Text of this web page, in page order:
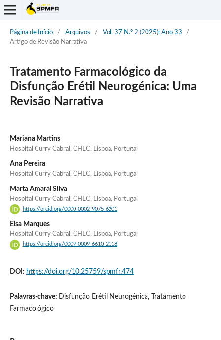
Página de Início / Arquivos / Vol. 37 N.º 2 (2025): Ano 33
/
Artigo de Revisão Narrativa
Tratamento Farmacológico da
Disfunção Erétil Neurogénica: Uma
Revisão Narrativa
Mariana Martins
Hospital Curry Cabral, CHLC, Lisboa, Portugal
Ana Pereira
Hospital Curry Cabral, CHLC, Lisboa, Portugal
Marta Amaral Silva
Hospital Curry Cabral, CHLC, Lisboa, Portugal
https://orcid.org/0000-0002-9075-6201
Elsa Marques
Hospital Curry Cabral, CHLC, Lisboa, Portugal
https://orcid.org/0009-0009-6610-2118
DOI: https://doi.org/10.25759/spmfr.474
Palavras-chave:
Disfunção Erétil Neurogénica, Tratamento
Farmacológico